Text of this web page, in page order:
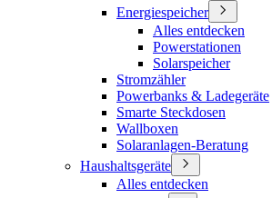
Energiespeicher
Alles entdecken
Powerstationen
Solarspeicher
Stromzähler
Powerbanks & Ladegeräte
Smarte Steckdosen
Wallboxen
Solaranlagen-Beratung
Haushaltsgeräte
Alles entdecken